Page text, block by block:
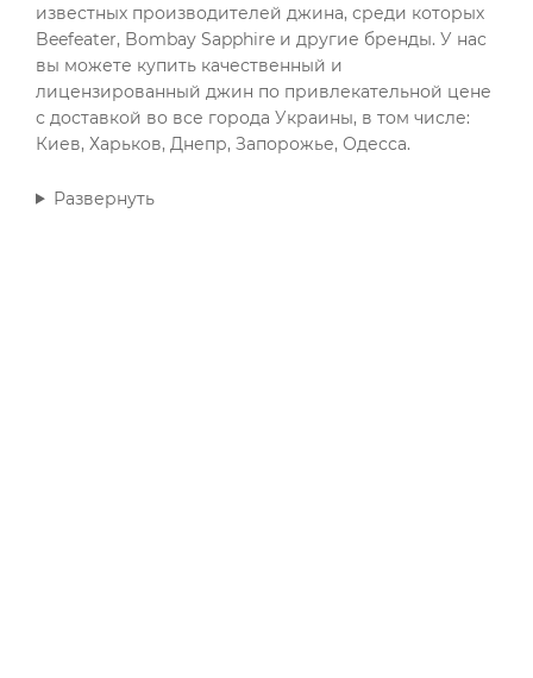
известных производителей джина, среди которых
Beefeater, Bombay Sapphire и другие бренды. У нас
вы можете купить качественный и
лицензированный джин по привлекательной цене
с доставкой во все города Украины, в том числе:
Киев, Харьков, Днепр, Запорожье, Одесса.
Развернуть